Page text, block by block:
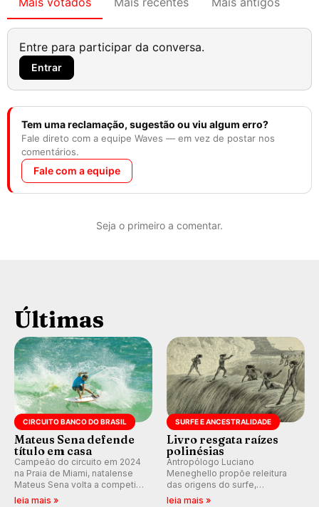
Entre para participar da conversa.
Entrar
Tem uma reclamação, sugestão ou viu algum erro?
Fale direto com a equipe Waves — em vez de postar nos
comentários.
Fale com a equipe
Seja o primeiro a comentar.
Últimas
CIRCUITO BANCO DO BRASIL
Mateus Sena defende
título em casa
Campeão do circuito em 2024
na Praia de Miami, natalense
Mateus Sena volta a competir
em casa em busca de manter a
leia mais »
SURFE E ANCESTRALIDADE
Livro resgata raízes
polinésias
Antropólogo Luciano
Meneghello propõe releitura
das origens do surfe,
resgatando a cultura polinésia
leia mais »